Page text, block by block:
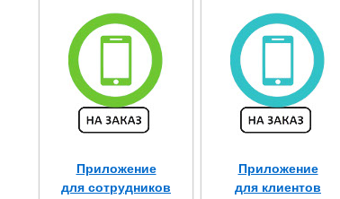
Приложение
для сотрудников
Приложение
для клиентов